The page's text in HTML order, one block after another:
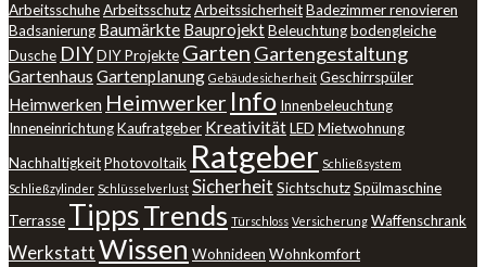
ArbeitsschuheArbeitsschutzArbeitssicherheitBadezimmer renovieren
Badsanierung Baumärkte BauprojektBeleuchtungbodengleiche
Dusche DIYDIY Projekte Garten Gartengestaltung
Gartenhaus Gartenplanung Gebäudesicherheit Geschirrspüler
Heimwerken Heimwerker Info Innenbeleuchtung
InneneinrichtungKaufratgeber KreativitätLED Mietwohnung
NachhaltigkeitPhotovoltaik Ratgeber Schließsystem
Schließzylinder Schlüsselverlust Sicherheit SichtschutzSpülmaschine
Terrasse TippsTrends Türschloss Versicherung Waffenschrank
WerkstattWissen Wohnideen Wohnkomfort